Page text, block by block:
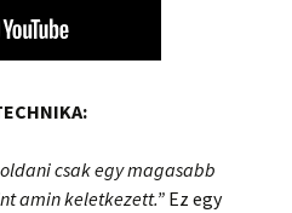
csak egy magasabb
amin keletkezett.” Ez egy